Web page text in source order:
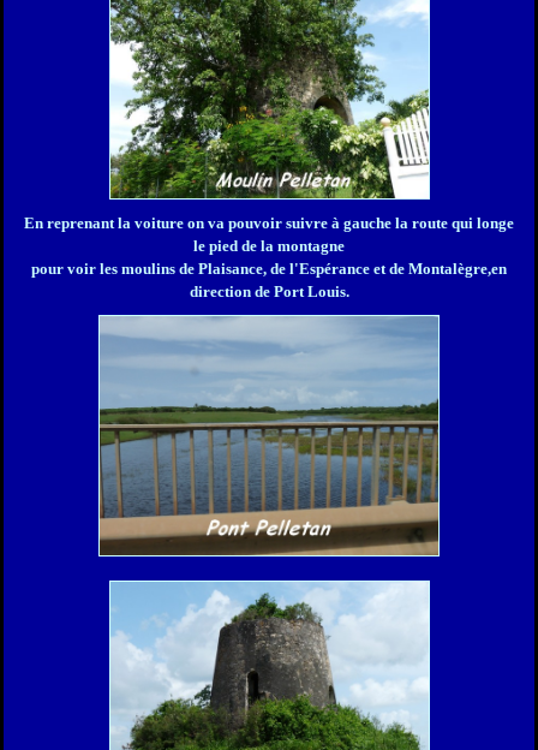
En reprenant la voiture on va pouvoir suivre à gauche la route qui longe
le pied de la montagne
pour voir les moulins de Plaisance, de l'Espérance et de Montalègre,en
direction de Port Louis.